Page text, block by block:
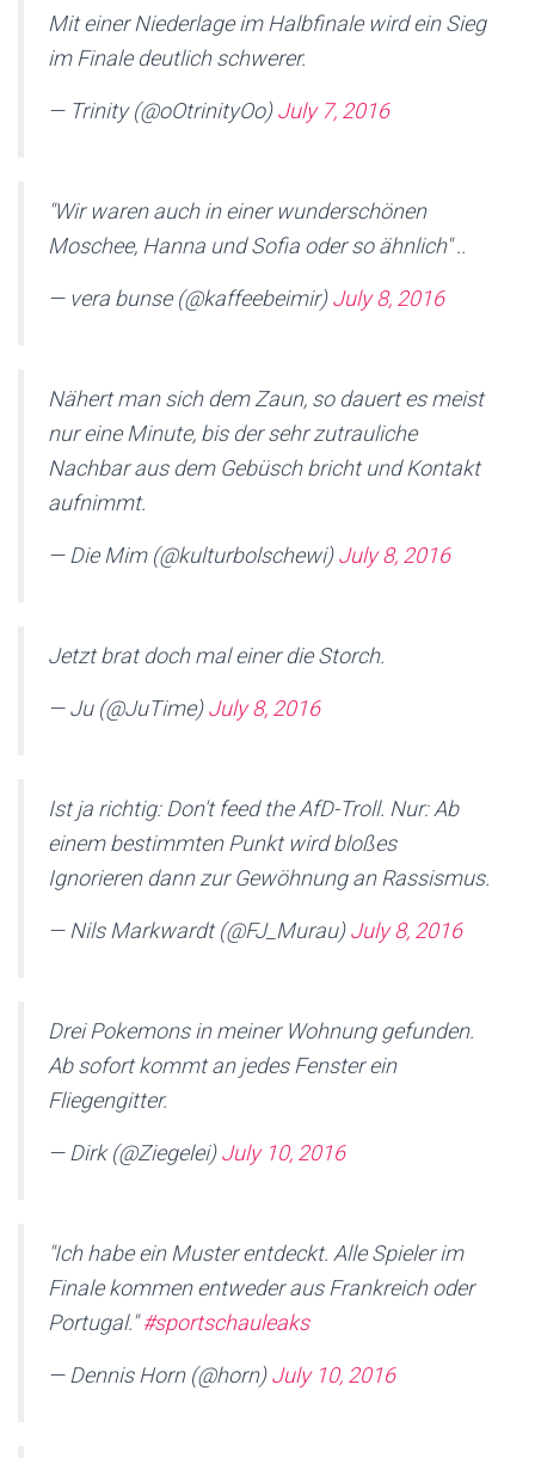
Mit einer Niederlage im Halbfinale wird ein Sieg
im Finale deutlich schwerer.
— Trinity (@oOtrinityOo)July 7, 2016
"Wir waren auch in einer wunderschönen
Moschee, Hanna und Sofia oder so ähnlich" ..
— vera bunse (@kaffeebeimir)July 8, 2016
Nähert man sich dem Zaun, so dauert es meist
nur eine Minute, bis der sehr zutrauliche
Nachbar aus dem Gebüsch bricht und Kontakt
aufnimmt.
— Die Mim (@kulturbolschewi)July 8, 2016
Jetzt brat doch mal einer die Storch.
— Ju (@JuTime)July 8, 2016
Ist ja richtig: Don't feed the AfD-Troll. Nur: Ab
einem bestimmten Punkt wird bloßes
Ignorieren dann zur Gewöhnung an Rassismus.
— Nils Markwardt (@FJ_Murau)July 8, 2016
Drei Pokemons in meiner Wohnung gefunden.
Ab sofort kommt an jedes Fenster ein
Fliegengitter.
— Dirk (@Ziegelei)July 10, 2016
"Ich habe ein Muster entdeckt. Alle Spieler im
Finale kommen entweder aus Frankreich oder
Portugal."#sportschauleaks
— Dennis Horn (@horn)July 10, 2016